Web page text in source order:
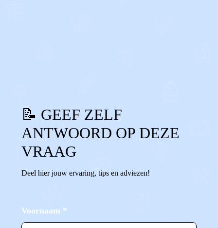
📝 GEEF ZELF
ANTWOORD OP DEZE
VRAAG
Deel hier jouw ervaring, tips en adviezen!
Voornaam *